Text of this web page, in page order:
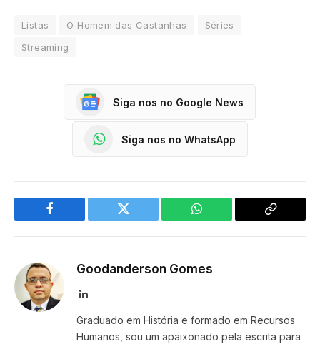
Listas O Homem das Castanhas
Séries
Streaming
Siga nos no Google News
Siga nos no WhatsApp
Facebook Twitter WhatsApp
Copy
Goodanderson Gomes
LinkedIn
Graduado em História e formado em Recursos
Humanos, sou um apaixonado pela escrita para